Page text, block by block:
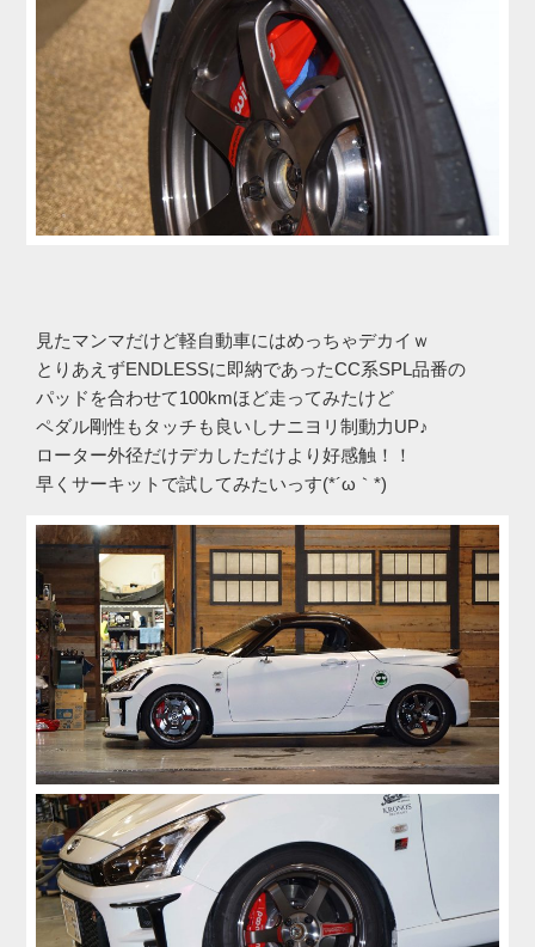
見たマンマだけど軽自動車にはめっちゃデカイｗ
とりあえずENDLESSに即納であったCC系SPL品番の
パッドを合わせて100kmほど走ってみたけど
ペダル剛性もタッチも良いしナニヨリ制動力UP♪
ローター外径だけデカしただけより好感触！！
早くサーキットで試してみたいっす(*´ω｀*)